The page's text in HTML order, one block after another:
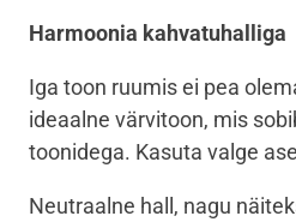
Harmoonia kahvatuhalliga
Iga toon ruumis ei pea
ideaalne värvitoon, mis
toonidega. Kasuta valge
Neutraalne hall, nagu